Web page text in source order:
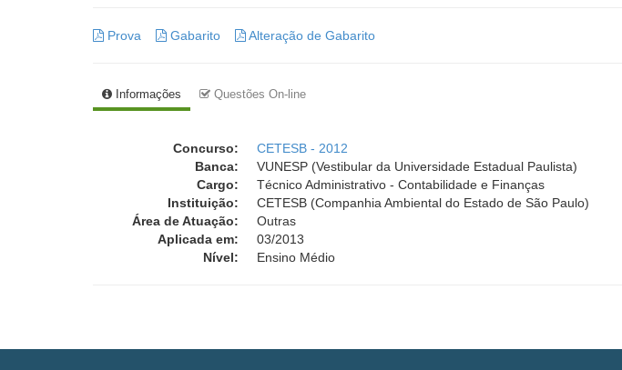
Prova Gabarito Alteração de Gabarito
Informações Questões On-line
Concurso:
CETESB - 2012
Banca:
VUNESP (Vestibular da Universidade Estadual Paulista)
Cargo:
Técnico Administrativo - Contabilidade e Finanças
Instituição:
CETESB (Companhia Ambiental do Estado de São Paulo)
Área de Atuação:
Outras
Aplicada em:
03/2013
Nível:
Ensino Médio